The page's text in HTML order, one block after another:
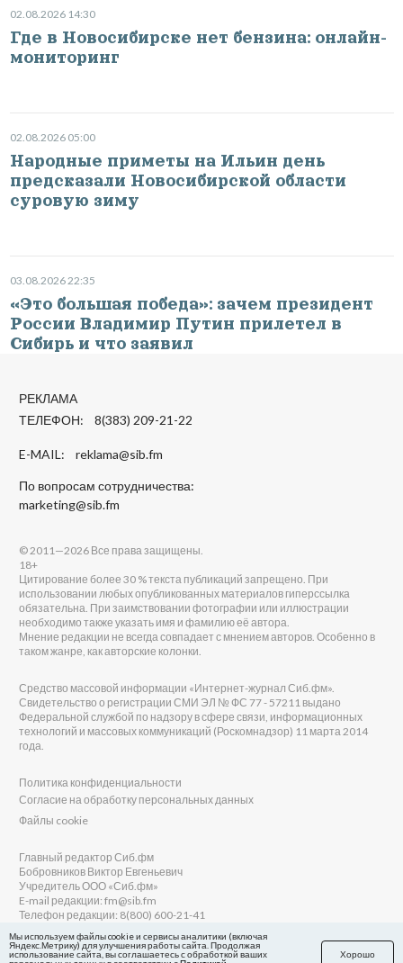
02.08.2026 14:30
Где в Новосибирске нет бензина: онлайн-
мониторинг
02.08.2026 05:00
Народные приметы на Ильин день
предсказали Новосибирской области
суровую зиму
03.08.2026 22:35
«Это большая победа»: зачем президент
России Владимир Путин прилетел в
Сибирь и что заявил
РЕКЛАМА
ТЕЛЕФОН: 8(383) 209-21-22
E-MAIL: reklama@sib.fm
По вопросам сотрудничества:
marketing@sib.fm
© 2011—2026 Все права защищены.
18+
Цитирование более 30 % текста публикаций запрещено. При
использовании любых опубликованных материалов гиперссылка
обязательна. При заимствовании фотографии или иллюстрации
необходимо также указать имя и фамилию её автора.
Мнение редакции не всегда совпадает с мнением авторов. Особенно в
таком жанре, как авторские колонки.
Средство массовой информации «Интернет-журнал Сиб.фм».
Свидетельство о регистрации СМИ ЭЛ № ФС 77 - 57211 выдано
Федеральной службой по надзору в сфере связи, информационных
технологий и массовых коммуникаций (Роскомнадзор) 11 марта 2014
года.
Политика конфиденциальности
Согласие на обработку персональных данных
Файлы cookie
Главный редактор Сиб.фм
Бобровников Виктор Евгеньевич
Учредитель ООО «Сиб.фм»
E-mail редакции: fm@sib.fm
Телефон редакции: 8(800) 600-21-41
Мы используем файлы cookie и сервисы аналитики (включая
Яндекс.Метрику) для улучшения работы сайта. Продолжая
использование сайта, вы соглашаетесь с обработкой ваших
Хорошо